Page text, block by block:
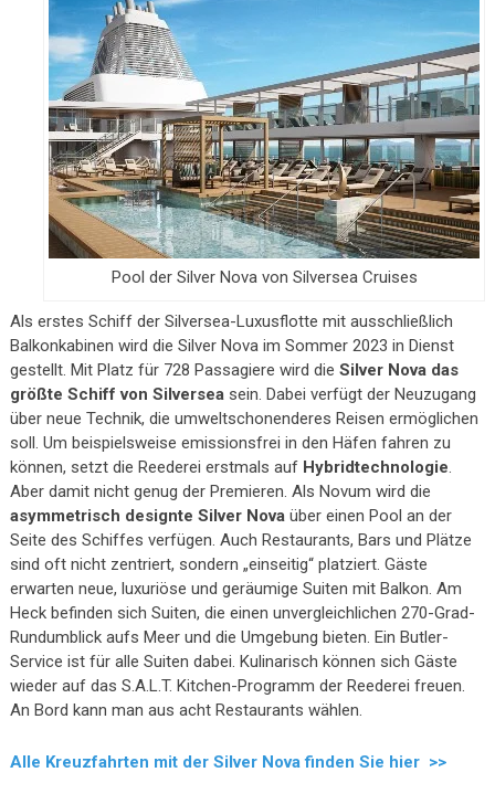
Pool der Silver Nova von Silversea Cruises
Als erstes Schiff der Silversea-Luxusflotte mit ausschließlich
Balkonkabinen wird die Silver Nova im Sommer 2023 in Dienst
gestellt. Mit Platz für 728 Passagiere wird die Silver Nova das
größte Schiff von Silverseasein. Dabei verfügt der Neuzugang
über neue Technik, die umweltschonenderes Reisen ermöglichen
soll. Um beispielsweise emissionsfrei in den Häfen fahren zu
können, setzt die Reederei erstmals auf Hybridtechnologie.
Aber damit nicht genug der Premieren. Als Novum wird die
asymmetrisch designte Silver Novaüber einen Pool an der
Seite des Schiffes verfügen. Auch Restaurants, Bars und Plätze
sind oft nicht zentriert, sondern „einseitig“ platziert. Gäste
erwarten neue, luxuriöse und geräumige Suiten mit Balkon. Am
Heck befinden sich Suiten, die einen unvergleichlichen 270-Grad-
Rundumblick aufs Meer und die Umgebung bieten. Ein Butler-
Service ist für alle Suiten dabei. Kulinarisch können sich Gäste
wieder auf das S.A.L.T. Kitchen-Programm der Reederei freuen.
An Bord kann man aus acht Restaurants wählen.
Alle Kreuzfahrten mit der Silver Nova finden Sie hier >>